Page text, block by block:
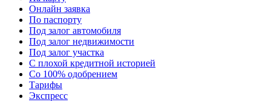
Онлайн заявка
По паспорту
Под залог автомобиля
Под залог недвижимости
Под залог участка
С плохой кредитной историей
Со 100% одобрением
Тарифы
Экспресс